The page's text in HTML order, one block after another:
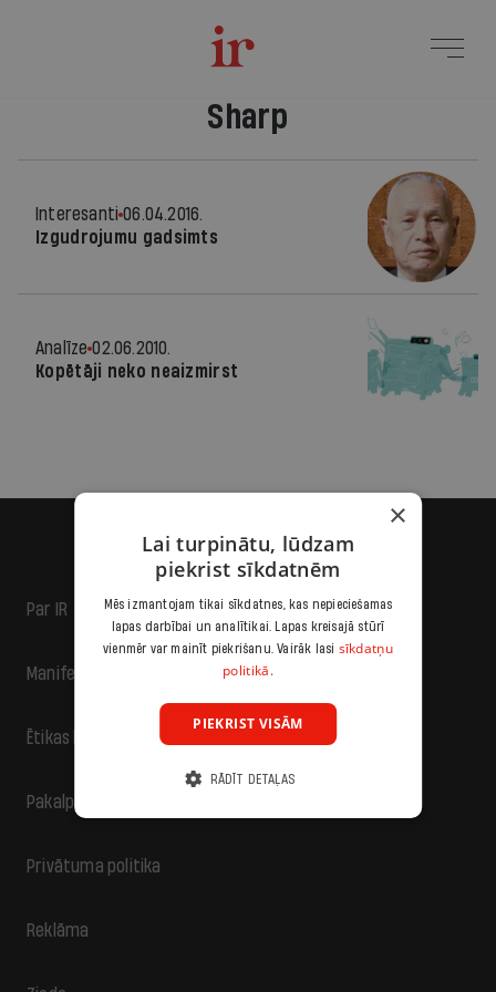
Sharp
Interesanti 06.04.2016.
Izgudrojumu gadsimts
Analīze 02.06.2010.
Kopētāji neko neaizmirst
Par IR
Manifests
Ētikas kodekss
Pakalpojumu sniegšanas noteikumi
Privātuma politika
Reklāma
×
Lai turpinātu, lūdzam
piekrist sīkdatnēm
Mēs izmantojam tikai sīkdatnes, kas nepieciešamas
lapas darbībai un analītikai. Lapas kreisajā stūrī
vienmēr var mainīt piekrišanu. Vairāk lasi sīkdatņu
politikā.
PIEKRIST VISĀM
RĀDĪT DETAĻAS